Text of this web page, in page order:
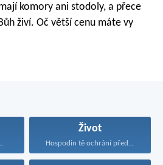
komory ani stodoly, a přece
živí. Oč větší cenu máte vy
Život
Hospodin tě ochrání před...